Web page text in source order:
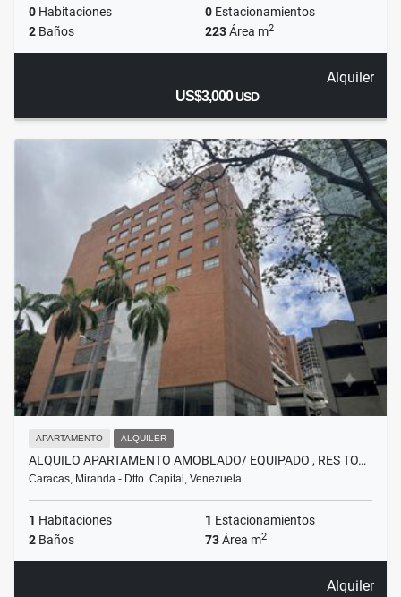
0 Habitaciones 0 Estacionamientos
2 Baños 223Área m2
Alquiler
US$3,000USD
APARTAMENTO ALQUILER
ALQUILO APARTAMENTO AMOBLADO/ EQUIPADO , RES TO…
Caracas, Miranda - Dtto. Capital, Venezuela
1 Habitaciones 1 Estacionamientos
2 Baños 73Área m2
Alquiler